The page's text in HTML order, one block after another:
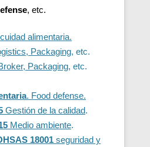
, etc.
alimentaria.
Packaging, etc.
Packaging, etc.
. Food defense.
Gestión de la calidad.
Medio ambiente.
18001 seguridad y